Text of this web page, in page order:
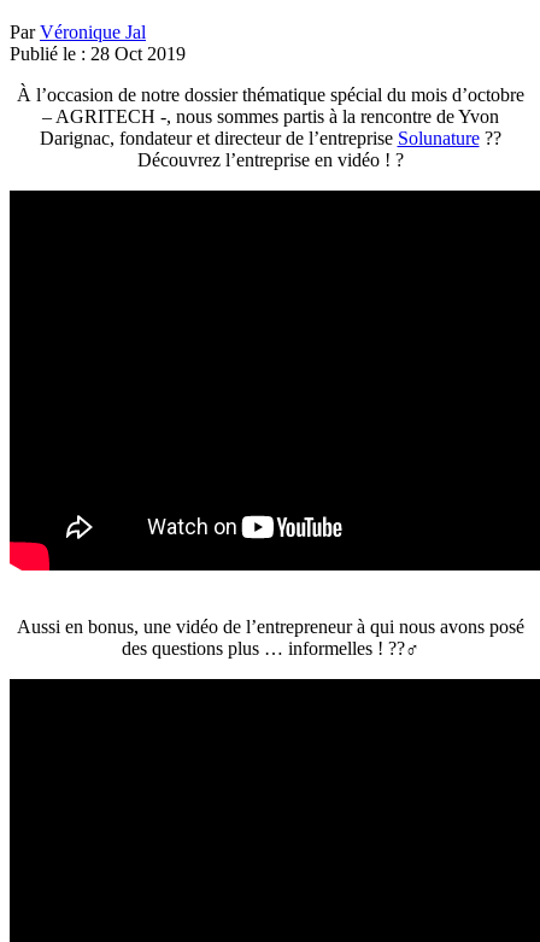
ParVéronique Jal
Publié le : 28 Oct 2019
À l’occasion de notre dossier thématique spécial du mois d’octobre
– AGRITECH -, nous sommes partis à la rencontre de Yvon
Darignac, fondateur et directeur de l’entreprise Solunature ??
Découvrez l’entreprise en vidéo ! ?
Aussi en bonus, une vidéo de l’entrepreneur à qui nous avons posé
des questions plus … informelles ! ??‍♂️